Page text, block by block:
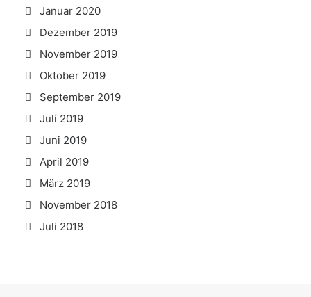
Januar 2020
Dezember 2019
November 2019
Oktober 2019
September 2019
Juli 2019
Juni 2019
April 2019
März 2019
November 2018
Juli 2018